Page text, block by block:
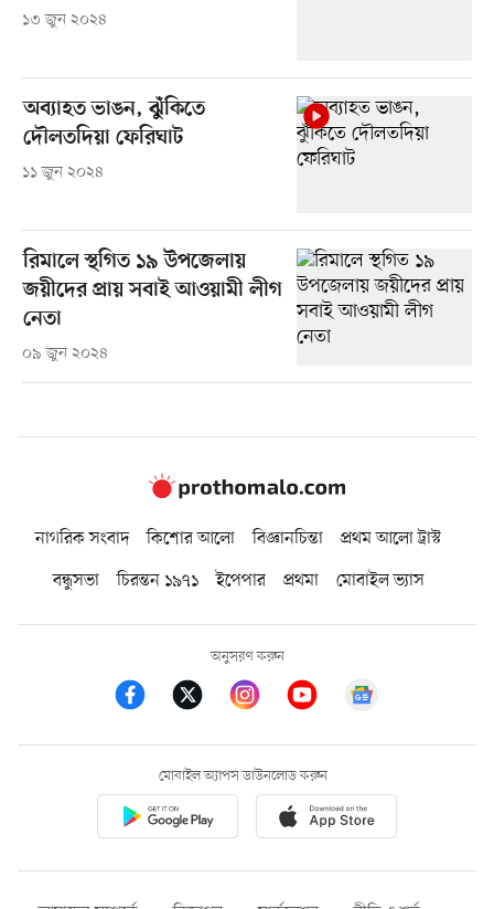
১৩ জুন ২০২৪
অব্যাহত ভাঙন, ঝুঁকিতে
দৌলতদিয়া ফেরিঘাট
১১ জুন ২০২৪
রিমালে স্থগিত ১৯ উপজেলায়
জয়ীদের প্রায় সবাই আওয়ামী লীগ
নেতা
০৯ জুন ২০২৪
নাগরিক সংবাদ কিশোর আলো বিজ্ঞানচিন্তা
প্রথম আলো ট্রাস্ট
বন্ধুসভা
চিরন্তন ১৯৭১ ইপেপার প্রথমা মোবাইল ভ্যাস
অনুসরণ করুন
মোবাইল অ্যাপস ডাউনলোড করুন